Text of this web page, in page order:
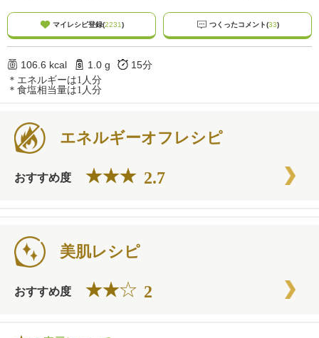
」
マイレシピ登録(2231) つくったコメント(33)
106.6 kcal 1.0 g 15分
＊エネルギーは1人分
＊食塩相当量は1人分
エネルギーオフレシピ
おすすめ度 2.7
美肌レシピ
おすすめ度 2